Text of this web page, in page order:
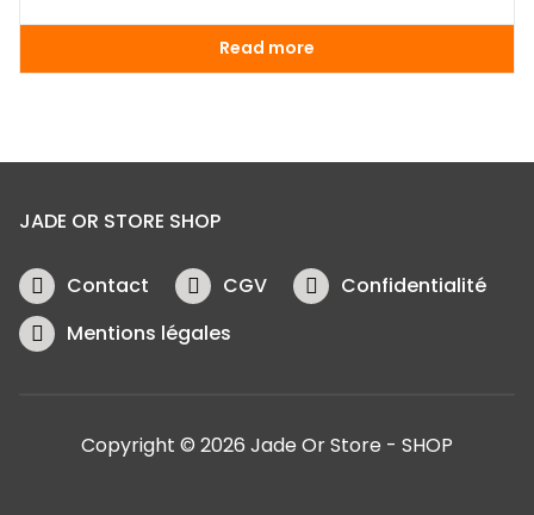
Read more
JADE OR STORE SHOP
Contact CGV
Confidentialité
Mentions légales
Copyright © 2026 Jade Or Store - SHOP